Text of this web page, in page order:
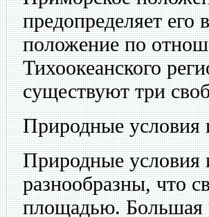
предопределяет его
положение по
Тихоокеанского
существуют три
Природные условия
Природные условия
разнообразны, что
площадью. Большая